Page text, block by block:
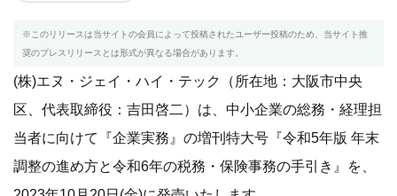
※このリリースは当サイトの会員によって投稿されたユーザー投稿のため、当サイト推
奨のプレスリリースとは形式が異なる場合があります。
(株)エヌ・ジェイ・ハイ・テック（所在地：大阪市中央
区、代表取締役：吉田啓二）は、中小企業の総務・経理担
当者に向けて『企業実務』の増刊特大号『令和5年版 年末
調整の進め方と令和6年の税務・保険事務の手引き』を、